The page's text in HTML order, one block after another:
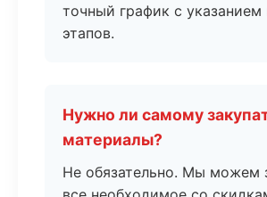
точный график с указанием
этапов.
Нужно ли самому
материалы?
Не обязательно. Мы можем